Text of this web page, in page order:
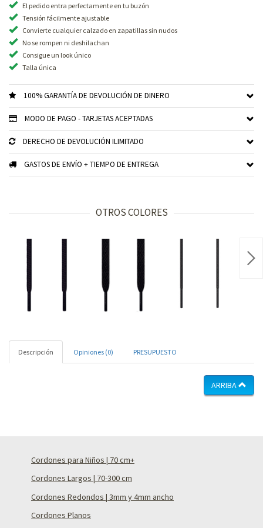
El pedido entra perfectamente en tu buzón
Tensión fácilmente ajustable
Convierte cualquier calzado en zapatillas sin nudos
No se rompen ni deshilachan
Consigue un look único
Talla única
100% GARANTÍA DE DEVOLUCIÓN DE DINERO
MODO DE PAGO - TARJETAS ACEPTADAS
DERECHO DE DEVOLUCIÓN ILIMITADO
GASTOS DE ENVÍO + TIEMPO DE ENTREGA
OTROS COLORES
Descripción Opiniones (0) PRESUPUESTO
ARRIBA
Cordones para Niños | 70 cm+
Cordones Largos | 70-300 cm
Cordones Redondos | 3mm y 4mm ancho
Cordones Planos